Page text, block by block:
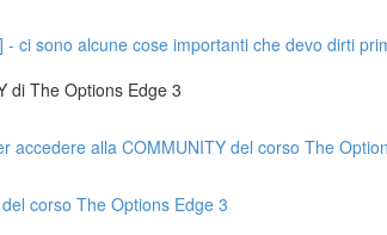
ci sono alcune cose importanti che devo dirti
di The Options Edge 3
accedere alla COMMUNITY del corso The
corso The Options Edge 3